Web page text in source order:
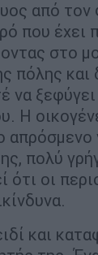
από τον
που έχει
στο
πόλης και
να
Η
απρόσμενο
πολύ
ότι οι
και